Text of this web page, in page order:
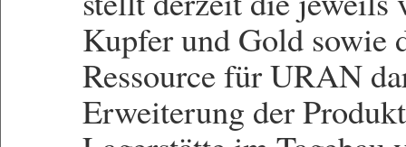
Kupfer und Gold sowie
Ressource für URAN
Erweiterung der